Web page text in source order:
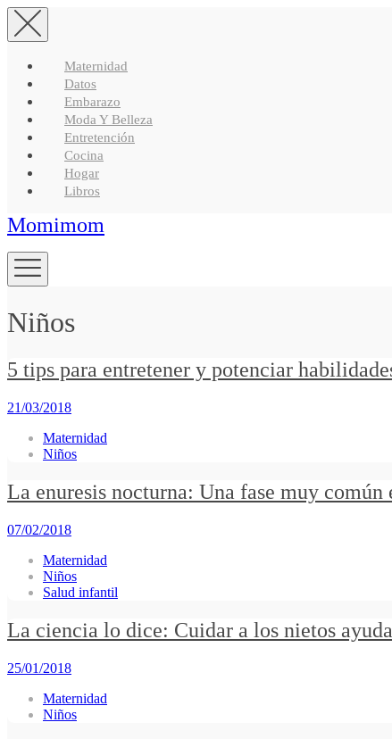
Maternidad
Datos
Embarazo
Moda Y Belleza
Entretención
Cocina
Hogar
Libros
Momimom
Niños
5 tips para entretener y potenciar
21/03/2018
Maternidad
Niños
La enuresis nocturna: Una fase muy común
07/02/2018
Maternidad
Niños
Salud infantil
La ciencia lo dice: Cuidar a los nietos
25/01/2018
Maternidad
Niños